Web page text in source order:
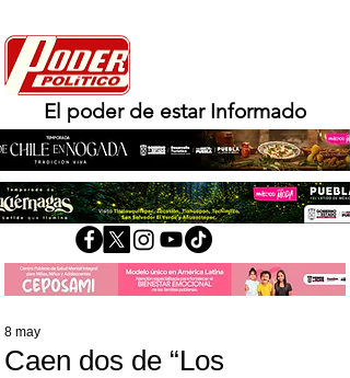
El poder de estar Informado
Caen dos de “Los
8 may